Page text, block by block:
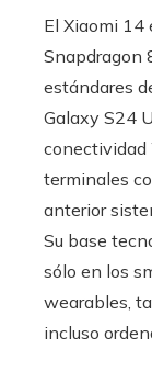
El Xiaomi 14
Snapdragon
estándares
Galaxy S24
conectividad
terminales
anterior
Su base
sólo en los
wearables,
incluso